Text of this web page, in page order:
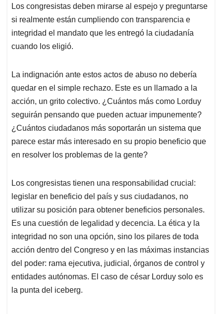
Los congresistas deben mirarse al espejo y preguntarse
si realmente están cumpliendo con transparencia e
integridad el mandato que les entregó la ciudadanía
cuando los eligió.
La indignación ante estos actos de abuso no debería
quedar en el simple rechazo. Este es un llamado a la
acción, un grito colectivo. ¿Cuántos más como Lorduy
seguirán pensando que pueden actuar impunemente?
¿Cuántos ciudadanos más soportarán un sistema que
parece estar más interesado en su propio beneficio que
en resolver los problemas de la gente?
Los congresistas tienen una responsabilidad crucial:
legislar en beneficio del país y sus ciudadanos, no
utilizar su posición para obtener beneficios personales.
Es una cuestión de legalidad y decencia. La ética y la
integridad no son una opción, sino los pilares de toda
acción dentro del Congreso y en las máximas instancias
del poder: rama ejecutiva, judicial, órganos de control y
entidades autónomas. El caso de césar Lorduy solo es
la punta del iceberg.